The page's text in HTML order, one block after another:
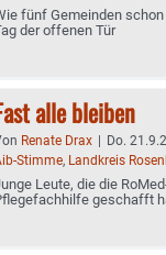
fünf Gemeinden
der offenen Tür
alle bleiben
Renate Drax | Do.
Stimme, Landkreis
Leute, die die
geschafft